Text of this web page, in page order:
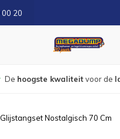
20
Gratisbezorgd
Glijstangset Nostalgisch 70 Cm